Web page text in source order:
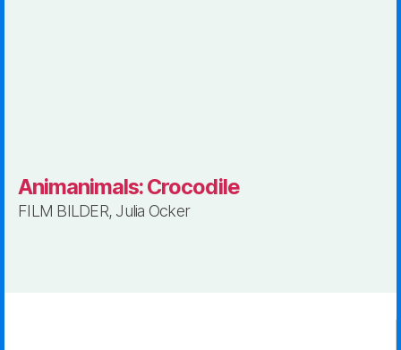
Animanimals: Crocodile
FILM BILDER, Julia Ocker